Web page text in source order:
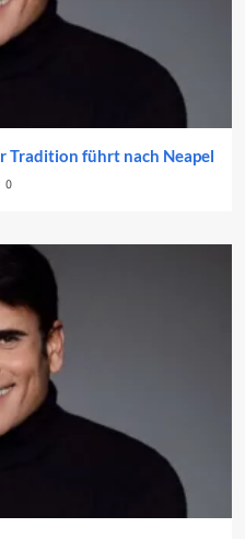
Tradition führt nach Neapel
0